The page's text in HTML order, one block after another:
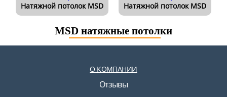
Натяжной потолок MSD Натяжной потолок MSD
MSD натяжные потолки
О КОМПАНИИ
Отзывы